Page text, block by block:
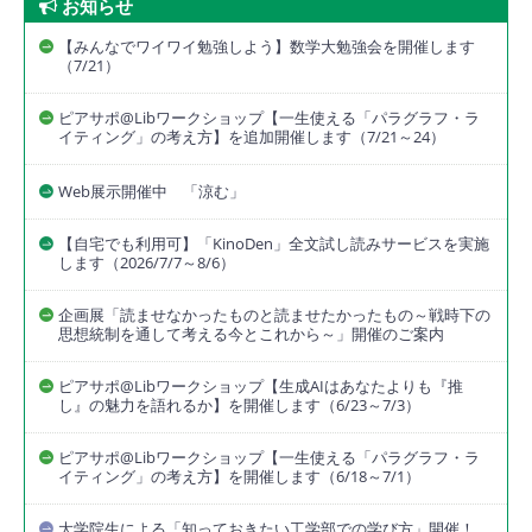
お知らせ
【みんなでワイワイ勉強しよう】数学大勉強会を開催します
（7/21）
ピアサポ@Libワークショップ【一生使える「パラグラフ・ラ
イティング」の考え方】を追加開催します（7/21～24）
Web展示開催中 「涼む」
【自宅でも利用可】「KinoDen」全文試し読みサービスを実施
します（2026/7/7～8/6）
企画展「読ませなかったものと読ませたかったもの～戦時下の
思想統制を通して考える今とこれから～」開催のご案内
ピアサポ@Libワークショップ【生成AIはあなたよりも『推
し』の魅力を語れるか】を開催します（6/23～7/3）
ピアサポ@Libワークショップ【一生使える「パラグラフ・ラ
イティング」の考え方】を開催します（6/18～7/1）